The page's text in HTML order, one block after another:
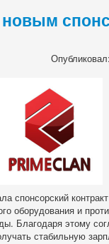
новым
спонсорский
оборудования и
Благодаря этому
стабильную